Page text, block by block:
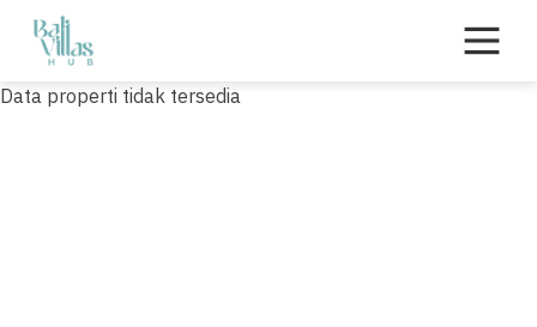
Skip
content
Data properti tidak tersedia